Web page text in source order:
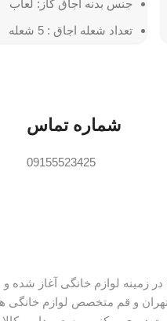
جنس بدنه اجاق گاز: لعاب
تعداد شعله اجاق : 5 شعله
شماره تماس
09155523425
فعالیت ما از سال 1348 در زمینه لوازم خانگی
تهران و قم متخصص لوازم خانگی